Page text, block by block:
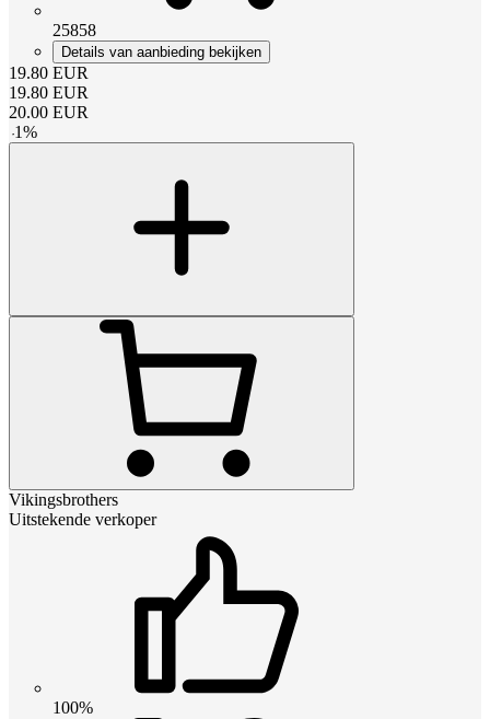
25858
Details van aanbieding bekijken
19.80 EUR
19.80 EUR
20.00 EUR
-1%
Vikingsbrothers
Uitstekende verkoper
100%